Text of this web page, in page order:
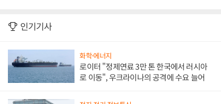
인기기사
화학·에너지
로이터 "정제연료 3만 톤 한국에서 러시아
로 이동", 우크라이나의 공격에 수요 늘어